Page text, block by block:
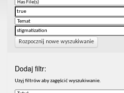
Rozpocznij nowe wyszukiwanie
Dodaj filtr:
Uzyj filtrów aby zagęścić wyszukiwanie.